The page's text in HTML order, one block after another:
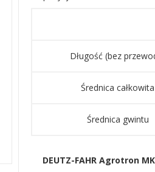
Długość (bez
Średnica całkowita
Średnica gwintu
DEUTZ-FAHR Agrotron